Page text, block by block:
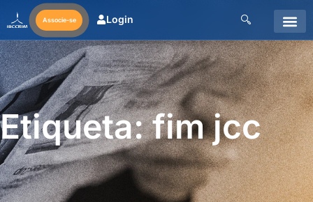
Associe-se Login
Etiqueta: fim jcc